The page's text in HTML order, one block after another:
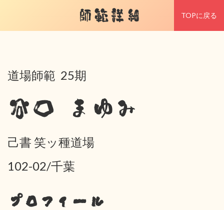
師範詳細 TOPに戻る
道場師範 25期
谷口 まゆみ
己書 笑ッ種道場
102-02/千葉
プロフィール